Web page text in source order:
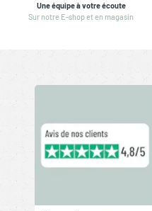
Une équipe à votre écoute
Sur notre E-shop et en magasin